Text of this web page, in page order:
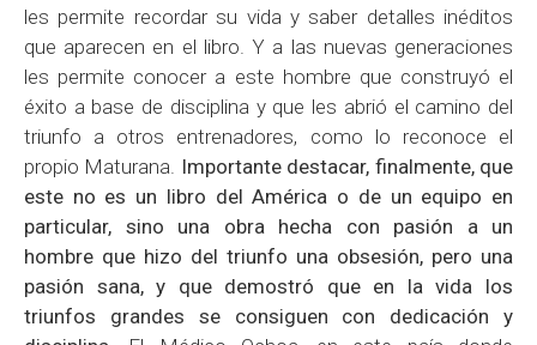
les permite recordar su vida y saber detalles inéditos
que aparecen en el libro. Y a las nuevas generaciones
les permite conocer a este hombre que construyó el
éxito a base de disciplina y que les abrió el camino del
triunfo a otros entrenadores, como lo reconoce el
propio Maturana. Importante destacar, finalmente, que
este no es un libro del América o de un equipo en
particular, sino una obra hecha con pasión a un
hombre que hizo del triunfo una obsesión, pero una
pasión sana, y que demostró que en la vida los
triunfos grandes se consiguen con dedicación y